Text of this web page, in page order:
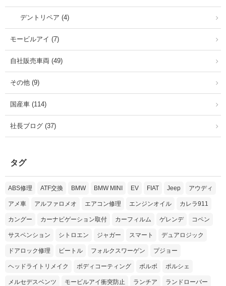
デントリペア (4)
モービルアイ (7)
自社販売車両 (49)
その他 (9)
国産車 (114)
社長ブログ (37)
タグ
ABS修理 ATF交換 BMW BMW MINI EV FIAT Jeep アウディ
アメ車 アルファロメオ エアコン修理 エンジンオイル カレラ911
カングー カーナビゲーション取付 カーフィルム ゲレンデ コペン
サスペンション シトロエン ジャガー スマート デュアロジック
ドアロック修理 ビートル フォルクスワーゲン プジョー
ヘッドライトリメイク ボディコーティング ボルボ ポルシェ
メルセデスベンツ モービルアイ衝突防止 ランチア ランドローバー